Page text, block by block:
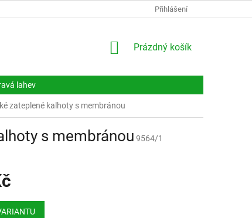
KONTAKTY
Přihlášení
NÁKUPNÍ
Prázdný košík
lahev
zateplené kalhoty s membránou
s membránou 9564/1